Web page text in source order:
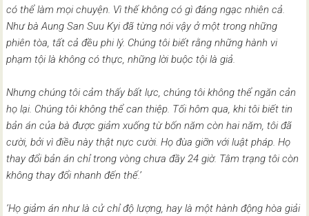
có thể làm mọi chuyện. Vì thế không có gì đáng ngạc nhiên cả.
Như bà Aung San Suu Kyi đã từng nói vậy ở một trong những
phiên tòa, tất cả đều phi lý. Chúng tôi biết rằng những hành vi
phạm tội là không có thực, những lời buộc tội là giả.
Nhưng chúng tôi cảm thấy bất lực, chúng tôi không thể ngăn cản
họ lại. Chúng tôi không thể can thiệp. Tối hôm qua, khi tôi biết tin
bản án của bà được giảm xuống từ bốn năm còn hai năm, tôi đã
cười, bởi vì điều này thật nực cười. Họ đùa giỡn với luật pháp. Họ
thay đổi bản án chỉ trong vòng chưa đầy 24 giờ. Tâm trạng tôi còn
không thay đổi nhanh đến thế.’
‘Họ giảm án như là cử chỉ độ lượng, hay là một hành động hòa giải